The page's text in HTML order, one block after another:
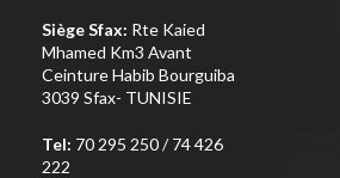
Siège Sfax: Rte Kaied
Mhamed Km3 Avant
Ceinture Habib Bourguiba
3039 Sfax- TUNISIE
Tel: 70 295 250 / 74 426
222